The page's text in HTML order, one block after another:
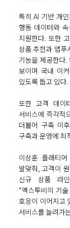
특히 AI 기반 개
행동 데이터와
지원한다. 또한
상품 추천과 앱푸
기능을 제공한다.
보이며 국내 이
있도록 돕고 있다.
또한 고객 데
서비스에 즉각적
더불어 구축 이
구축과 운영에 최
이상훈 플래티
발맞춰, 고객이
신규 상품 라
“엑스투비의 기
호응이 이어지고
서비스를 늘려가